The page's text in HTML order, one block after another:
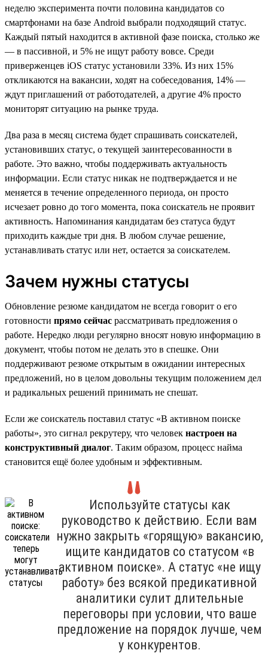
неделю эксперимента почти половина кандидатов со
смартфонами на базе Android выбрали подходящий статус.
Каждый пятый находится в активной фазе поиска, столько же
— в пассивной, и 5% не ищут работу вовсе. Среди
приверженцев iOS статус установили 33%. Из них 15%
откликаются на вакансии, ходят на собеседования, 14% —
ждут приглашений от работодателей, а другие 4% просто
мониторят ситуацию на рынке труда.
Два раза в месяц система будет спрашивать соискателей,
установивших статус, о текущей заинтересованности в
работе. Это важно, чтобы поддерживать актуальность
информации. Если статус никак не подтверждается и не
меняется в течение определенного периода, он просто
исчезает ровно до того момента, пока соискатель не проявит
активность. Напоминания кандидатам без статуса будут
приходить каждые три дня. В любом случае решение,
устанавливать статус или нет, остается за соискателем.
Зачем нужны статусы
Обновление резюме кандидатом не всегда говорит о его
готовности прямо сейчас рассматривать предложения о
работе. Нередко люди регулярно вносят новую информацию в
документ, чтобы потом не делать это в спешке. Они
поддерживают резюме открытым в ожидании интересных
предложений, но в целом довольны текущим положением дел
и радикальных решений принимать не спешат.
Если же соискатель поставил статус «В активном поиске
работы», это сигнал рекрутеру, что человек настроен на
конструктивный диалог. Таким образом, процесс найма
становится ещё более удобным и эффективным.
Используйте статусы как
руководство к действию. Если вам
нужно закрыть «горящую» вакансию,
ищите кандидатов со статусом «в
активном поиске». А статус «не ищу
работу» без всякой предикативной
аналитики сулит длительные
переговоры при условии, что ваше
предложение на порядок лучше, чем
у конкурентов.